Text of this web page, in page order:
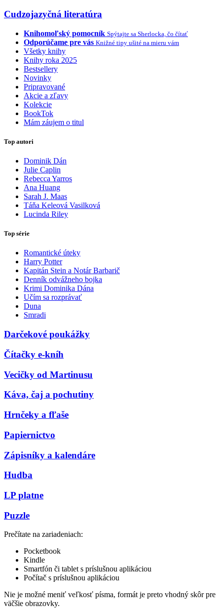
Cudzojazyčná literatúra
Knihomoľský pomocník Spýtajte sa Sherlocka, čo čítať
Odporúčame pre vás Knižné tipy ušité na mieru vám
Všetky knihy
Knihy roka 2025
Bestsellery
Novinky
Pripravované
Akcie a zľavy
Kolekcie
BookTok
Mám záujem o titul
Top autori
Dominik Dán
Julie Caplin
Rebecca Yarros
Ana Huang
Sarah J. Maas
Táňa Keleová Vasilková
Lucinda Riley
Top série
Romantické úteky
Harry Potter
Kapitán Stein a Notár Barbarič
Denník odvážneho bojka
Krimi Dominika Dána
Učím sa rozprávať
Duna
Smradi
Darčekové poukážky
Čítačky e-kníh
Vecičky od Martinusu
Káva, čaj a pochutiny
Hrnčeky a fľaše
Papiernictvo
Zápisníky a kalendáre
Hudba
LP platne
Puzzle
Prečítate na zariadeniach:
Pocketbook
Kindle
Smartfón či tablet s príslušnou aplikáciou
Počítač s príslušnou aplikáciou
Nie je možné meniť veľkosť písma, formát je preto vhodný skôr pre
väčšie obrazovky.